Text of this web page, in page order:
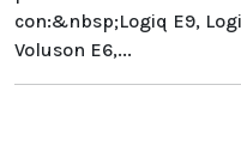
con:&nbsp;Logiq E9,
Voluson E6,...